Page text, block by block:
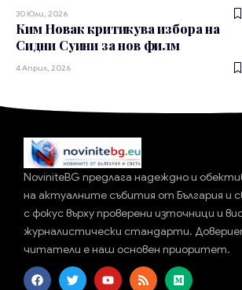
30 Юли, 2026
Ким Новак критикува избора на
Сидни Суини за нов филм
4 Април, 2026
NoviniteBG предлага надеждно и
на актуалните събития от България и
с фокус върху проверени източници и
журналистически стандарти.
читатели е наш основен приоритет.